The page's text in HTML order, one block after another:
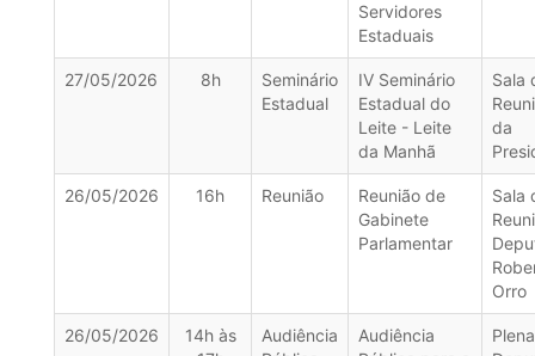
Servidores
Estaduais
27/05/2026 8h
Seminário
Estadual
IV Seminário
Estadual do
Leite - Leite
da Manhã
Sala
da
26/05/2026 16h Reunião
Reunião de
Gabinete
Parlamentar
Sala
Orro
26/05/2026
14h às
Audiência
Audiência